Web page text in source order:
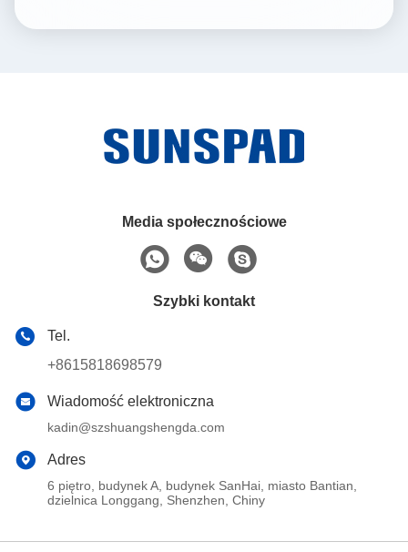
Media społecznościowe
Szybki kontakt
Tel.
+8615818698579
Wiadomość elektroniczna
kadin@szshuangshengda.com
Adres
6 piętro, budynek A, budynek SanHai, miasto Bantian,
dzielnica Longgang, Shenzhen, Chiny